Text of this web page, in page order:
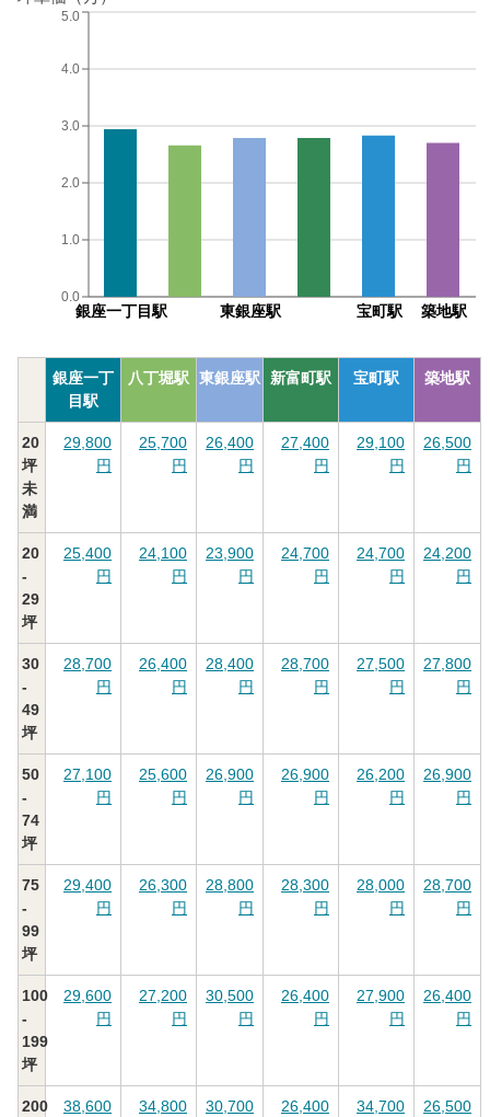
銀座一丁目駅 東銀座駅 宝町駅 築地駅
0.0
1.0
2.0
3.0
4.0
5.0
銀座一丁
目駅
八丁堀駅 東銀座駅 新富町駅 宝町駅 築地駅
20
坪
未
満
29,800
円
25,700
円
26,400
円
27,400
円
29,100
円
26,500
円
20
-
29
坪
25,400
円
24,100
円
23,900
円
24,700
円
24,700
円
24,200
円
30
-
49
坪
28,700
円
26,400
円
28,400
円
28,700
円
27,500
円
27,800
円
50
-
74
坪
27,100
円
25,600
円
26,900
円
26,900
円
26,200
円
26,900
円
75
-
99
坪
29,400
円
26,300
円
28,800
円
28,300
円
28,000
円
28,700
円
100
-
199
坪
29,600
円
27,200
円
30,500
円
26,400
円
27,900
円
26,400
円
200
38,600
34,800
30,700
26,400
34,700
26,500